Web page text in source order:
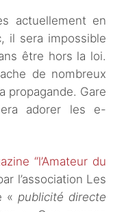
actuellement en
il sera impossible
être hors la loi.
de nombreux
propagande. Gare
adorer les e-
“l’Amateur du
l’association Les
« publicité directe